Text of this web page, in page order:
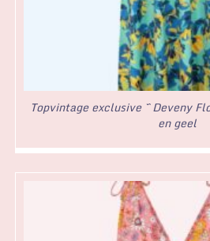
Topvintage exclusive ~ Deveny
en geel